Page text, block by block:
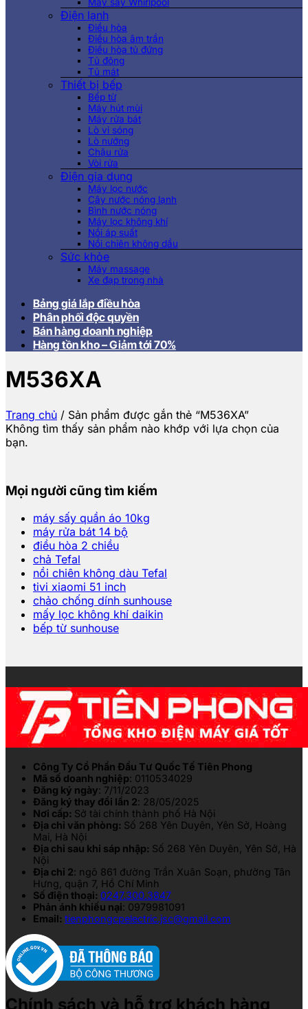
Điện lạnh
Điều hòa
Điều hòa âm trần
Điều hòa tủ đứng
Tủ đông
Tủ mát
Thiết bị bếp
Bếp từ
Máy hút mùi
Máy rửa bát
Lò vi sóng
Lò nướng
Chậu rửa
Vòi rửa
Điện gia dụng
Máy lọc nước
Cây nước nóng lạnh
Bình nước nóng
Máy lọc không khí
Nồi áp suất
Nồi chiên không dầu
Sức khỏe
Máy massage
Xe đạp trong nhà
Bảng giá lắp điều hòa
Phân phối độc quyền
Bán hàng doanh nghiệp
Hàng tồn kho – Giảm tới 70%
M536XA
Trang chủ / Sản phẩm được gắn thẻ “M536XA”
Không tìm thấy sản phẩm nào khớp với lựa chọn của
bạn.
Mọi người cũng tìm kiếm
máy sấy quần áo 10kg
máy rửa bát 14 bộ
điều hòa 2 chiều
chả Tefal
nồi chiên không dàu Tefal
tivi xiaomi 51 inch
chảo chống dính sunhouse
mấy lọc không khí daikin
bếp từ sunhouse
Công Ty Cổ Phần Đầu Tư Quốc Tế Tiên Phong
Mã số doanh nghiệp: 0110534029
Đăng ký ngày: 7/11/2023
Đăng ký thay đổi lần 2: 28/05/2025
Nơi cấp: Sở tài chính thành phố Hà Nội
Địa chỉ văn phòng: Số 268 Yên Duyên, Yên Sở, Hoàng
Mai, Hà Nội
Địa chỉ sau khi sáp nhập: Số 268 Yên Duyên, Yên Sở, Hà
Nội
Địa chỉ 2: ngõ 861 đường Trần Xuân Soạn, phường Tân
Hưng, quận 7, Hồ Chí Minh
Số điện thoại: 0247.300.3847
Phản ánh khiếu nại: 0979981091
Email: tienphongcpelectric.jsc@gmail.com
Chính sách và hỗ trợ khách hàng